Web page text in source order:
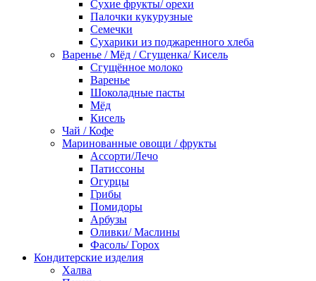
Сухие фрукты/ орехи
Палочки кукурузные
Семечки
Сухарики из поджаренного хлеба
Варенье / Мёд / Сгущенка/ Кисель
Сгущённое молоко
Варенье
Шоколадные пасты
Мёд
Кисель
Чай / Кофе
Маринованные овощи / фрукты
Ассорти/Лечо
Патиссоны
Огурцы
Грибы
Помидоры
Арбузы
Оливки/ Маслины
Фасоль/ Горох
Кондитерские изделия
Халва